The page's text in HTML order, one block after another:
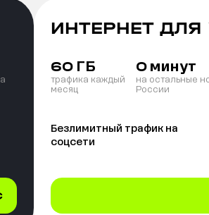
ИНТЕРНЕТ ДЛЯ
60 ГБ
трафика каждый
месяц
0 минут
на остальные
России
Безлимитный трафик на
соцсети